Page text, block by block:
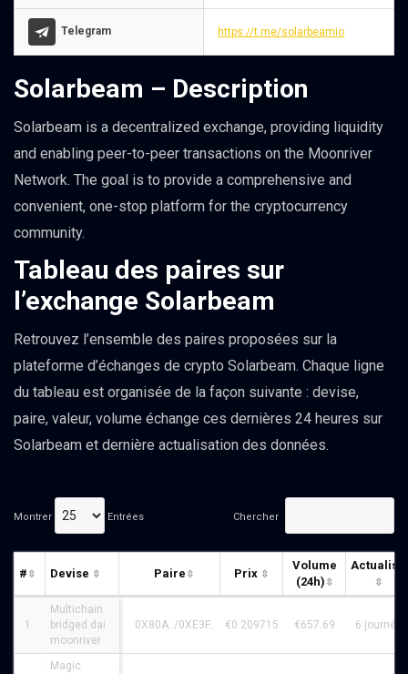
Telegram https://t.me/solarbeamio
Solarbeam – Description
Solarbeam is a decentralized exchange, providing liquidity
and enabling peer-to-peer transactions on the Moonriver
Network. The goal is to provide a comprehensive and
convenient, one-stop platform for the cryptocurrency
community.
Tableau des paires sur
l’exchange Solarbeam
Retrouvez l’ensemble des paires proposées sur la
plateforme d’échanges de crypto Solarbeam. Chaque ligne
du tableau est organisée de la façon suivante : devise,
paire, valeur, volume échange ces dernières 24 heures sur
Solarbeam et dernière actualisation des données.
Montrer Entrées Chercher
# Devise Paire Prix
Volume
(24h)
Actualisé
1
Multichain
bridged dai
moonriver
0X80A../0XE3F.. €0.209715 €657.69 6 journée
Magic